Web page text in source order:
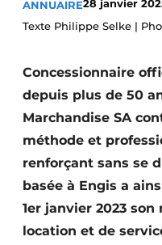
Construction bois
Contrôle d’accès
Fondations
ANNUAIRE28 janvier
Texte Philippe Selke |
Concessionnaire
depuis plus de 50
Marchandise SA
méthode et
renforçant sans se
basée à Engis a
1er janvier 2023
location et de